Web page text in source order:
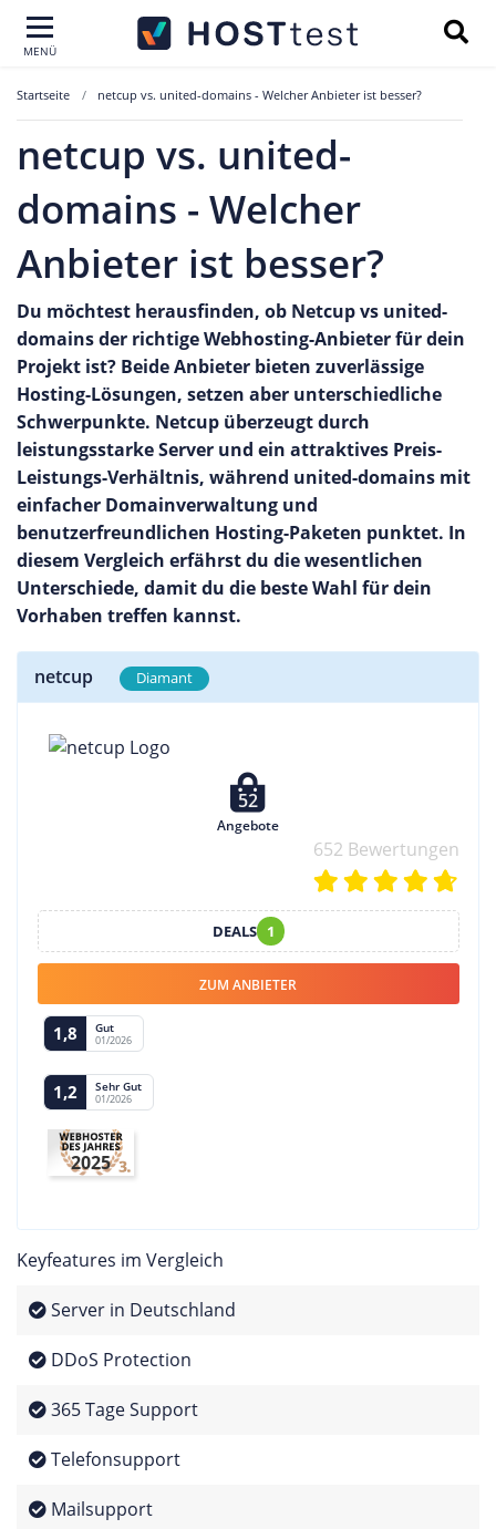
MENÜ
Startseite netcup vs. united-domains - Welcher Anbieter ist besser?
netcup vs. united-
domains - Welcher
Anbieter ist besser?
Du möchtest herausfinden, ob Netcup vs united-
domains der richtige Webhosting-Anbieter für dein
Projekt ist? Beide Anbieter bieten zuverlässige
Hosting-Lösungen, setzen aber unterschiedliche
Schwerpunkte. Netcup überzeugt durch
leistungsstarke Server und ein attraktives Preis-
Leistungs-Verhältnis, während united-domains mit
einfacher Domainverwaltung und
benutzerfreundlichen Hosting-Paketen punktet. In
diesem Vergleich erfährst du die wesentlichen
Unterschiede, damit du die beste Wahl für dein
Vorhaben treffen kannst.
netcup Diamant
52
Angebote
652 Bewertungen
DEALS 1
ZUM ANBIETER
1,8 Gut
01/2026
1,2 Sehr Gut
01/2026
2025
Keyfeatures im Vergleich
Server in Deutschland
DDoS Protection
365 Tage Support
Telefonsupport
Mailsupport